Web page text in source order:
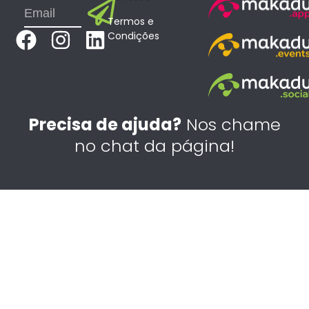
Email Submit
F
b
k
I
a
a
L
e
d
n
Termos e
Condições
Precisa de ajuda?Nos chame
no chat da página!